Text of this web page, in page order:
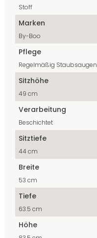
Stoff
Marken
By-Boo
Pflege
Regelmäßig Staubsaugen
Sitzhöhe
49 cm
Verarbeitung
Beschichtet
Sitztiefe
44 cm
Breite
53 cm
Tiefe
63.5 cm
Höhe